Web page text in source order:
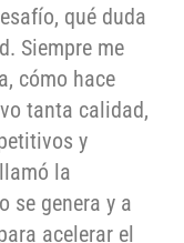
qué duda
Siempre me
cómo hace
tanta calidad,
y
la
se genera y a
acelerar el